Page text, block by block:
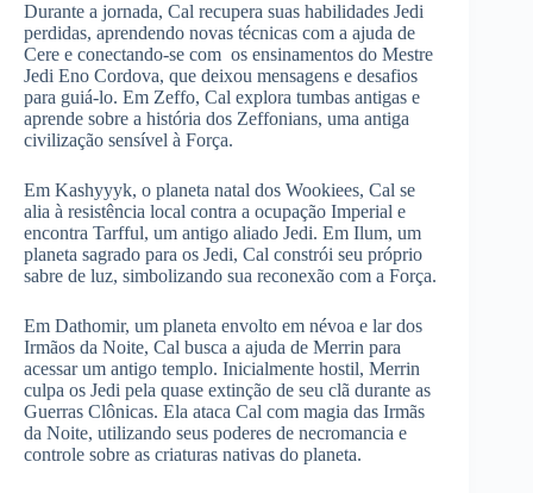
Durante a jornada, Cal recupera suas habilidades Jedi
perdidas, aprendendo novas técnicas com a ajuda de
Cere e conectando-se com os ensinamentos do Mestre
Jedi Eno Cordova, que deixou mensagens e desafios
para guiá-lo. Em Zeffo, Cal explora tumbas antigas e
aprende sobre a história dos Zeffonians, uma antiga
civilização sensível à Força.
Em Kashyyyk, o planeta natal dos Wookiees, Cal se
alia à resistência local contra a ocupação Imperial e
encontra Tarfful, um antigo aliado Jedi. Em Ilum, um
planeta sagrado para os Jedi, Cal constrói seu próprio
sabre de luz, simbolizando sua reconexão com a Força.
Em Dathomir, um planeta envolto em névoa e lar dos
Irmãos da Noite, Cal busca a ajuda de Merrin para
acessar um antigo templo. Inicialmente hostil, Merrin
culpa os Jedi pela quase extinção de seu clã durante as
Guerras Clônicas. Ela ataca Cal com magia das Irmãs
da Noite, utilizando seus poderes de necromancia e
controle sobre as criaturas nativas do planeta.